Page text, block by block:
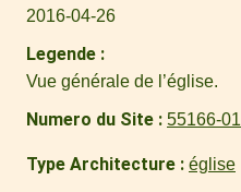
2016-04-26
Legende
Vue générale de l’église.
Numero du Site 55166-01
Type Architecture église